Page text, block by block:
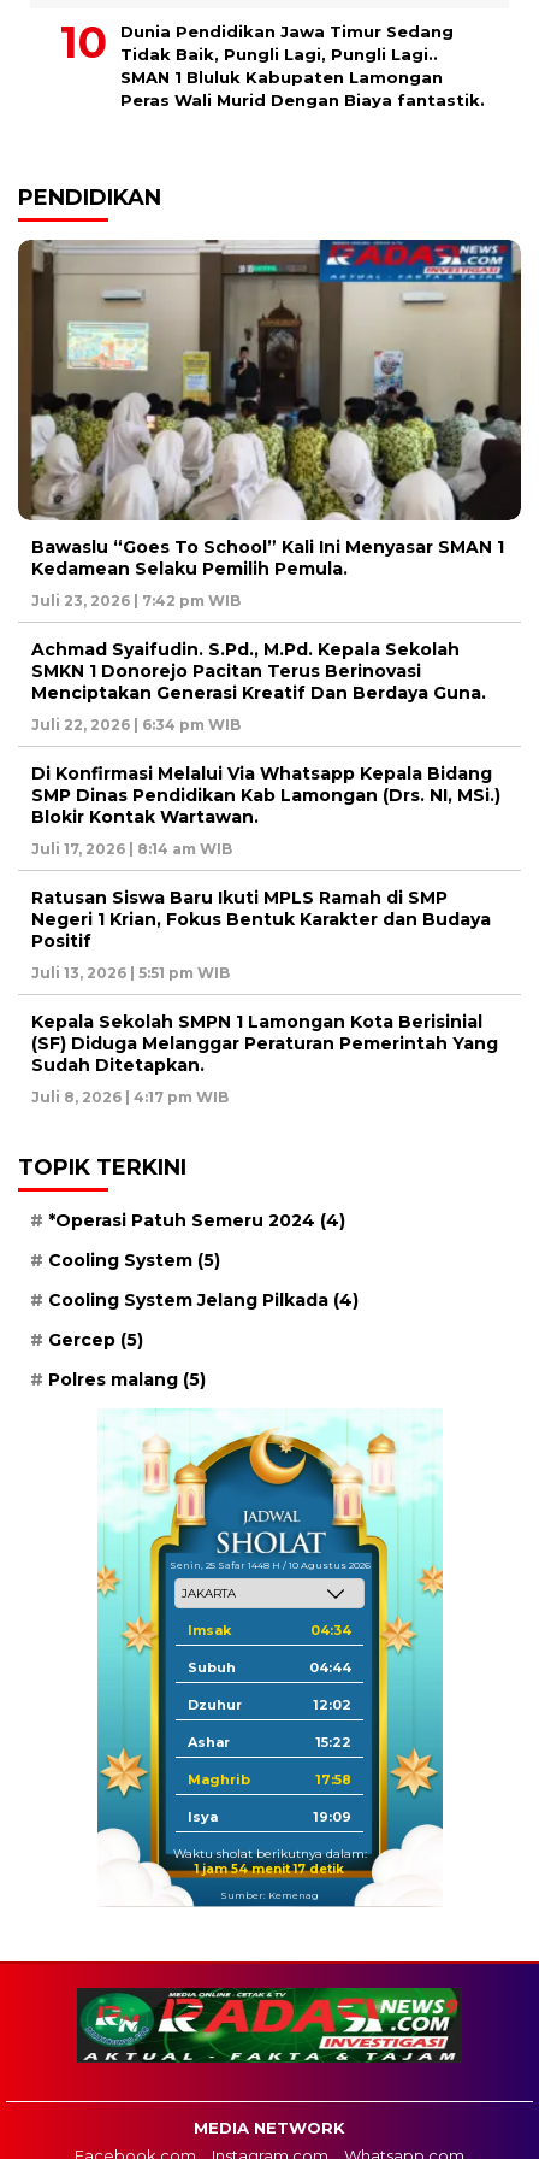
Dunia Pendidikan Jawa Timur Sedang
Tidak Baik, Pungli Lagi, Pungli Lagi..
SMAN 1 Bluluk Kabupaten Lamongan
Peras Wali Murid Dengan Biaya fantastik.
PENDIDIKAN
Bawaslu “Goes To School” Kali Ini Menyasar SMAN 1
Kedamean Selaku Pemilih Pemula.
Juli 23, 2026 | 7:42 pm WIB
Achmad Syaifudin. S.Pd., M.Pd. Kepala Sekolah
SMKN 1 Donorejo Pacitan Terus Berinovasi
Menciptakan Generasi Kreatif Dan Berdaya Guna.
Juli 22, 2026 | 6:34 pm WIB
Di Konfirmasi Melalui Via Whatsapp Kepala Bidang
SMP Dinas Pendidikan Kab Lamongan (Drs. NI, MSi.)
Blokir Kontak Wartawan.
Juli 17, 2026 | 8:14 am WIB
Ratusan Siswa Baru Ikuti MPLS Ramah di SMP
Negeri 1 Krian, Fokus Bentuk Karakter dan Budaya
Positif
Juli 13, 2026 | 5:51 pm WIB
Kepala Sekolah SMPN 1 Lamongan Kota Berisinial
(SF) Diduga Melanggar Peraturan Pemerintah Yang
Sudah Ditetapkan.
Juli 8, 2026 | 4:17 pm WIB
TOPIK TERKINI
*Operasi Patuh Semeru 2024 (4)
Cooling System (5)
Cooling System Jelang Pilkada (4)
Gercep (5)
Polres malang (5)
Senin, 25 Safar 1448 H / 10 Agustus 2026
Imsak 04:34
Subuh 04:44
Dzuhur 12:02
Ashar 15:22
Maghrib 17:58
Isya 19:09
Waktu sholat berikutnya dalam:
1 jam 54 menit 16 detik
Sumber: Kemenag
MEDIA NETWORK
Facebook.com
Instagram.com Whatsapp.com